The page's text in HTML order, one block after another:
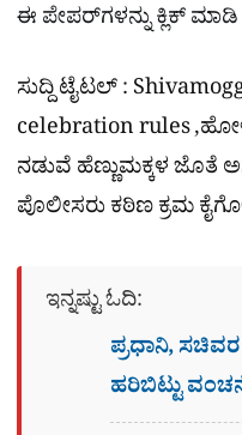
ಈ ಪೇಪರ್​ಗಳನ್ನು ಕ್ಲಿಕ್
ಸುದ್ದಿ ಟೈಟಲ್ :
celebration rules
ನಡುವೆ ಹೆಣ್ಣುಮಕ್ಕಳ ಜೊತೆ
ಪೊಲೀಸರು ಕಠಿಣ ಕ್ರಮ
ಇನ್ನಷ್ಟು ಓದಿ:
ಪ್ರಧಾನಿ,
ಹರಿಬಿಟ್ಟು